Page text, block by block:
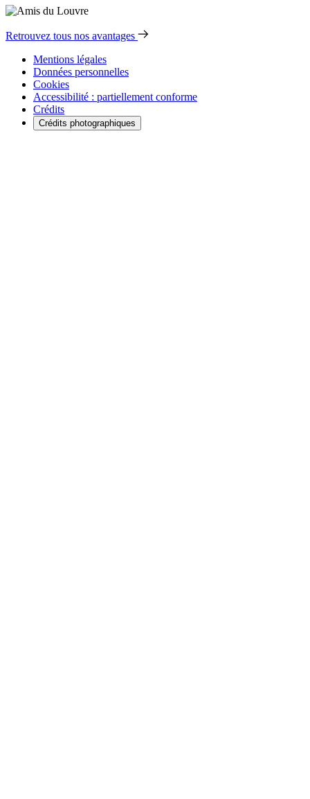
Retrouvez tous nos avantages
Mentions légales
Données personnelles
Cookies
Accessibilité : partiellement conforme
Crédits
Crédits photographiques